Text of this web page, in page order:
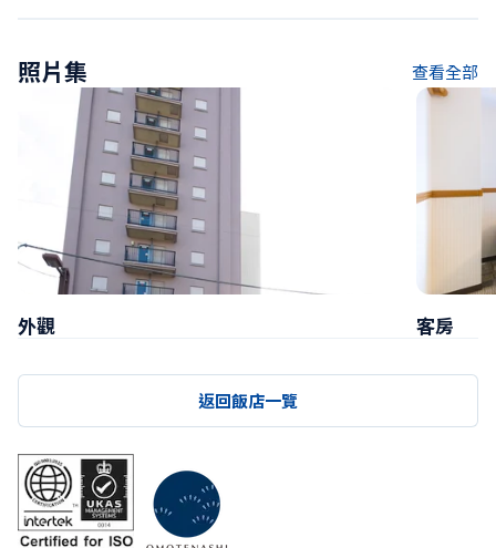
照片集 查看全部
外觀 客房
返回飯店一覽